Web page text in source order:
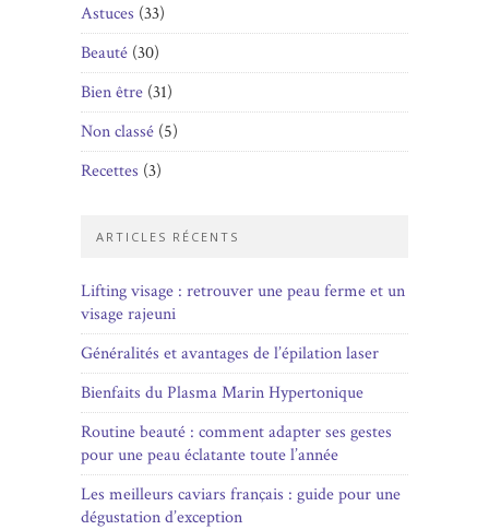
Astuces (33)
Beauté (30)
Bien être (31)
Non classé (5)
Recettes (3)
ARTICLES RÉCENTS
Lifting visage : retrouver une peau ferme et un
visage rajeuni
Généralités et avantages de l’épilation laser
Bienfaits du Plasma Marin Hypertonique
Routine beauté : comment adapter ses gestes
pour une peau éclatante toute l’année
Les meilleurs caviars français : guide pour une
dégustation d’exception